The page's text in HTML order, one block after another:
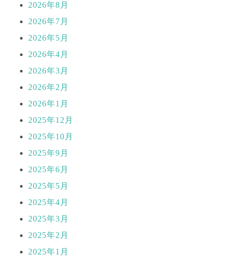
2026年8月
2026年7月
2026年5月
2026年4月
2026年3月
2026年2月
2026年1月
2025年12月
2025年10月
2025年9月
2025年6月
2025年5月
2025年4月
2025年3月
2025年2月
2025年1月